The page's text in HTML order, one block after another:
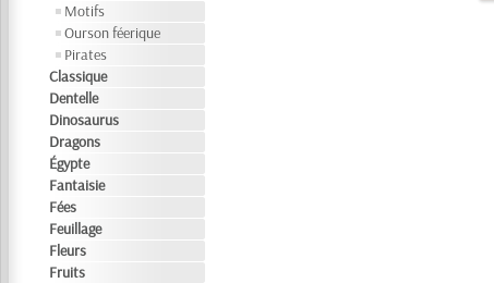
Motifs
Ourson féerique
Pirates
Classique
Dentelle
Dinosaurus
Dragons
Égypte
Fantaisie
Fées
Feuillage
Fleurs
Fruits